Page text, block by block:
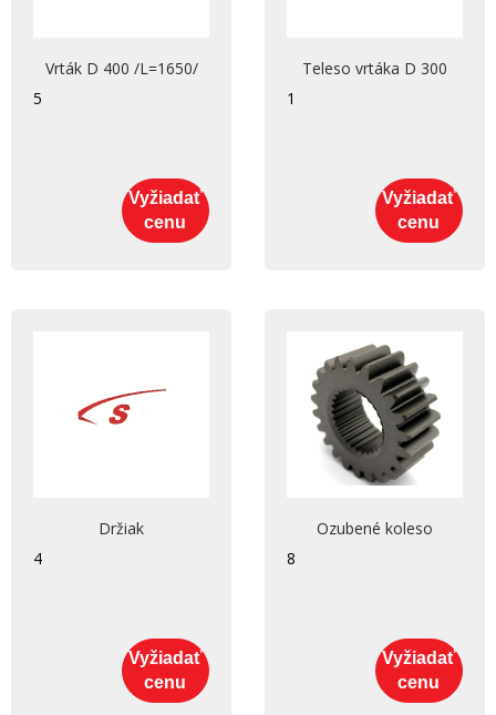
Vrták D 400 /L=1650/
5
Vyžiadať
cenu
Teleso vrtáka D 300
1
Vyžiadať
cenu
Držiak
4
Vyžiadať
cenu
Ozubené koleso
8
Vyžiadať
cenu